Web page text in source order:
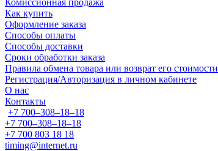
Комиссионная продажа
Как купить
Оформление заказа
Способы оплаты
Способы доставки
Сроки обработки заказа
Правила обмена товара или возврат его стоимости
Регистрация/Авторизация в личном кабинете
О нас
Контакты
+7 700‒308‒18‒18
+7 700‒308‒18‒18
+7 700 803 18 18
timing@internet.ru